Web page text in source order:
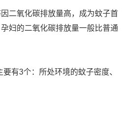
二氧化碳排放量高，成为蚊子首
妇的二氧化碳排放量一般比普通
有3个：所处环境的蚊子密度、